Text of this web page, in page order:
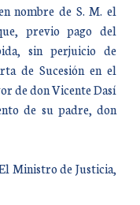
nombre de S. M. el
previo pago del
sin perjuicio de
de Sucesión en el
de don Vicente Dasí
de su padre, don
Ministro de Justicia,